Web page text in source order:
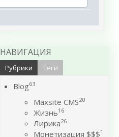
НАВИГАЦИЯ
Рубрики Теги
Blog63
Maxsite CMS20
Жизнь16
Лирика26
Монетизация $$$1